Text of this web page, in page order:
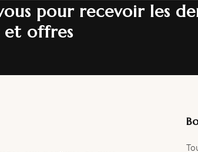
pour recevoir les
et offres